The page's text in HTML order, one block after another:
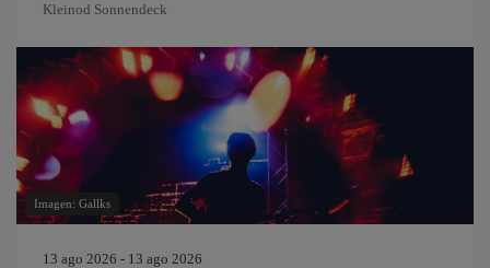
Kleinod Sonnendeck
Imagen: Gallks
13 ago 2026 - 13 ago 2026